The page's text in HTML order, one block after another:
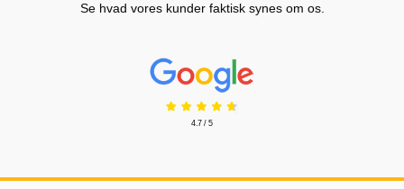
Se hvad vores kunder faktisk synes om os.
Prisjakt Anmeldelser: 4.7 Stjerne
4.7 / 5